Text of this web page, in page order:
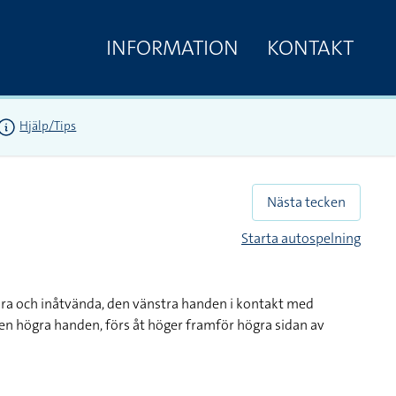
INFORMATION KONTAKT
Hjälp/Tips
Nästa tecken
Starta autospelning
och inåtvända, den vänstra handen i kontakt med
högra handen, förs åt höger framför högra sidan av